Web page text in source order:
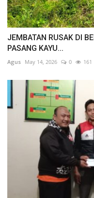
JEMBATAN RUSAK DI
PASANG KAYU...
Agus May 14, 2026 0 161